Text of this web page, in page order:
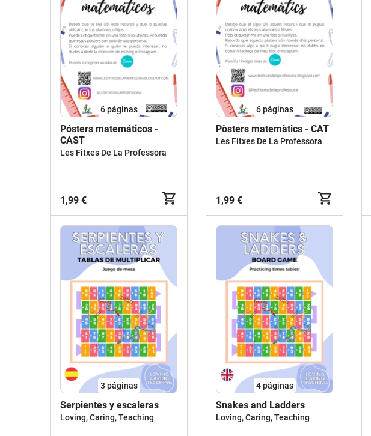
6páginas
Pósters matemáticos -
CAST
Les Fitxes De La Professora
1,99 €
6páginas
Pòsters matemàtics - CAT
Les Fitxes De La Professora
1,99 €
3 páginas
Serpientes y escaleras
Loving, Caring, Teaching
4páginas
Snakes and Ladders
Loving, Caring, Teaching